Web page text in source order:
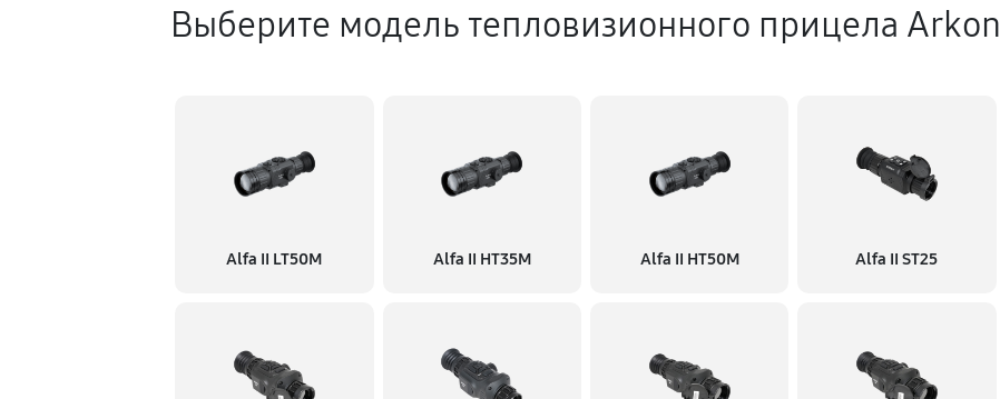
Выберите модель тепловизионного прицела Arkon
Alfa II LT50M Alfa II HT35M Alfa II HT50M Alfa II ST25